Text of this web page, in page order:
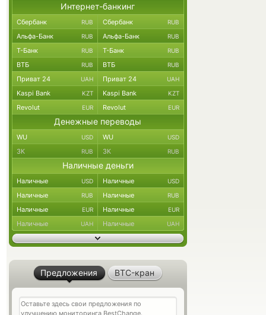
Интернет-банкинг
Сбербанк RUB Сбербанк RUB
Альфа-Банк RUB Альфа-Банк RUB
Т-Банк RUB Т-Банк RUB
ВТБ RUB ВТБ RUB
Приват 24 UAH Приват 24 UAH
Kaspi Bank KZT Kaspi Bank KZT
Revolut EUR Revolut EUR
Денежные переводы
WU USD WU USD
ЗК RUB ЗК RUB
Наличные деньги
Наличные USD Наличные USD
Наличные RUB Наличные RUB
Наличные EUR Наличные EUR
Наличные UAH Наличные UAH
Предложения BTC-кран